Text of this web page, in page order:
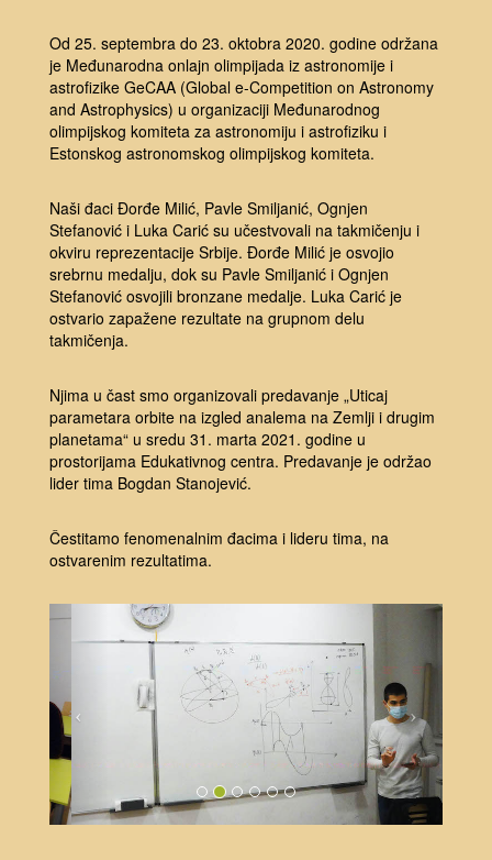
Od 25. septembra do 23. oktobra 2020. godine održana
je Međunarodna onlajn olimpijada iz astronomije i
astrofizike GeCAA (Global e-Competition on Astronomy
and Astrophysics) u organizaciji Međunarodnog
olimpijskog komiteta za astronomiju i astrofiziku i
Estonskog astronomskog olimpijskog komiteta.
Naši đaci Đorđe Milić, Pavle Smiljanić, Ognjen
Stefanović i Luka Carić su učestvovali na takmičenju i
okviru reprezentacije Srbije. Đorđe Milić je osvojio
srebrnu medalju, dok su Pavle Smiljanić i Ognjen
Stefanović osvojili bronzane medalje. Luka Carić je
ostvario zapažene rezultate na grupnom delu
takmičenja.
Njima u čast smo organizovali predavanje „Uticaj
parametara orbite na izgled analema na Zemlji i drugim
planetama“ u sredu 31. marta 2021. godine u
prostorijama Edukativnog centra. Predavanje je održao
lider tima Bogdan Stanojević.
Čestitamo fenomenalnim đacima i lideru tima, na
ostvarenim rezultatima.